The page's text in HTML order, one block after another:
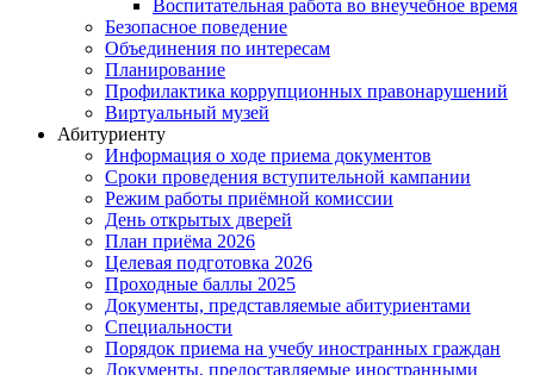
Воспитательная работа во внеучебное время
Безопасное поведение
Объединения по интересам
Планирование
Профилактика коррупционных правонарушений
Виртуальный музей
Абитуриенту
Информация о ходе приема документов
Сроки проведения вступительной кампании
Режим работы приёмной комиссии
День открытых дверей
План приёма 2026
Целевая подготовка 2026
Проходные баллы 2025
Документы, представляемые абитуриентами
Специальности
Порядок приема на учебу иностранных граждан
Документы, предоставляемые иностранными